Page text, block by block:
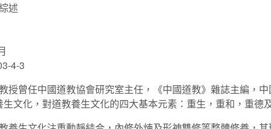
述
4-3
曾任中國道教協會研究室主任，《中國道教》雜誌主編，
文化，對道教養生文化的四大基本元素：重生，重和，重德